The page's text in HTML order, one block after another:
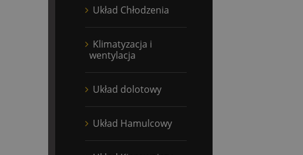
Układ Chłodzenia
Klimatyzacja i
wentylacja
Układ dolotowy
Układ Hamulcowy